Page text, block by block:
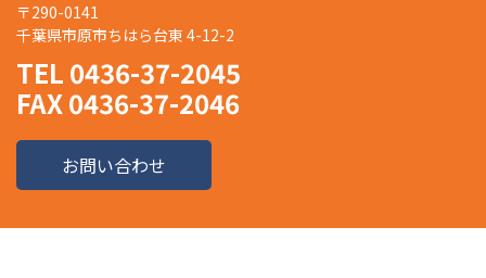
〒290-0141
千葉県市原市ちはら台東 4-12-2
TEL 0436-37-2045
FAX 0436-37-2046
お問い合わせ